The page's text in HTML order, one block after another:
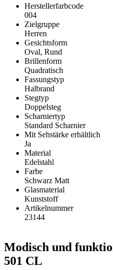
Herstellerfarbcode
004
Zielgruppe
Herren
Gesichtsform
Oval, Rund
Brillenform
Quadratisch
Fassungstyp
Halbrand
Stegtyp
Doppelsteg
Scharniertyp
Standard Scharnier
Mit Sehstärke erhältlich
Ja
Material
Edelstahl
Farbe
Schwarz Matt
Glasmaterial
Kunststoff
Artikelnummer
23144
Modisch und
501 CL